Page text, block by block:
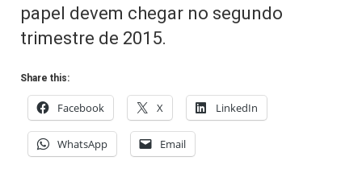
papel devem chegar no segundo
trimestre de 2015.
Share this:
Facebook X LinkedIn
WhatsApp Email